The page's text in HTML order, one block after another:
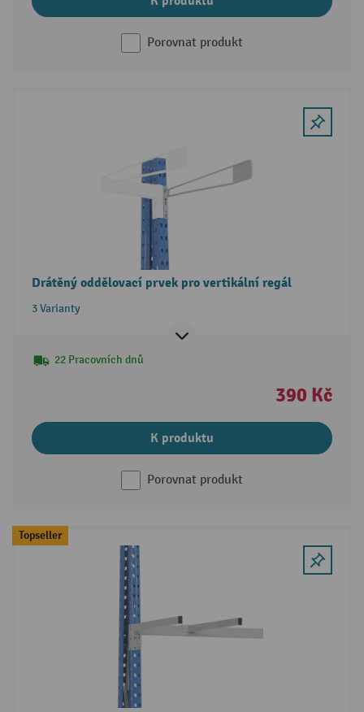
Porovnat produkt
Drátěný oddělovací prvek pro vertikální regál
3 Varianty
22 Pracovních dnů
390 Kč
K produktu
Porovnat produkt
Topseller